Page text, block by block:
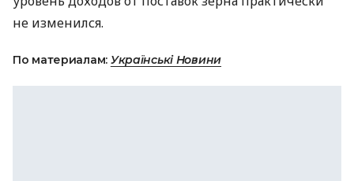
не изменился.
По материалам: Українські Новини